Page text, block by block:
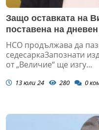
Защо оставката на
поставена на
НСО продължава да
седесаркаЗапознати
от „Величие“ ще изгу...
13 юли 24 280 0